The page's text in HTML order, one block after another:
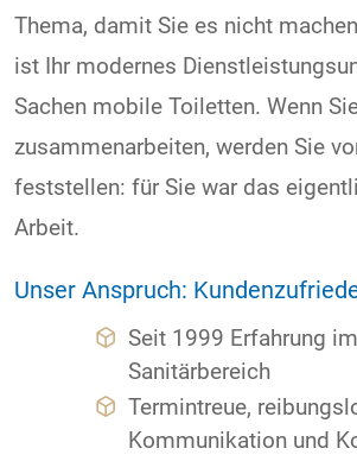
Thema, damit Sie es nicht
ist Ihr modernes
Sachen mobile Toiletten. Wenn
zusammenarbeiten, werden Sie
feststellen: für Sie war das
Arbeit.
Unser Anspruch:
Seit 1999 Erfahrung
Sanitärbereich
Termintreue,
Kommunikation und